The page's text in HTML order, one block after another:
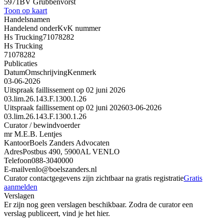
Toon op kaart
Handelsnamen
Handelend onderKvK nummer
Hs Trucking71078282
Hs Trucking
71078282
Publicaties
DatumOmschrijvingKenmerk
03-06-2026
Uitspraak faillissement op 02 juni 2026
03.lim.26.143.F.1300.1.26
Uitspraak faillissement op 02 juni 202603-06-2026
03.lim.26.143.F.1300.1.26
Curator / bewindvoerder
mr M.E.B. Lentjes
KantoorBoels Zanders Advocaten
AdresPostbus 490, 5900AL VENLO
Telefoon088-3040000
E-mailvenlo@boelszanders.nl
Curator contactgegevens zijn zichtbaar na gratis registratieGratis
aanmelden
Verslagen
Er zijn nog geen verslagen beschikbaar. Zodra de curator een
verslag publiceert, vind je het hier.